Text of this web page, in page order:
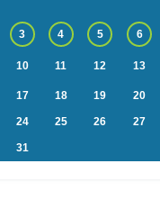
3 4 5 6
10 11 12 13
17 18 19 20
24 25 26 27
31